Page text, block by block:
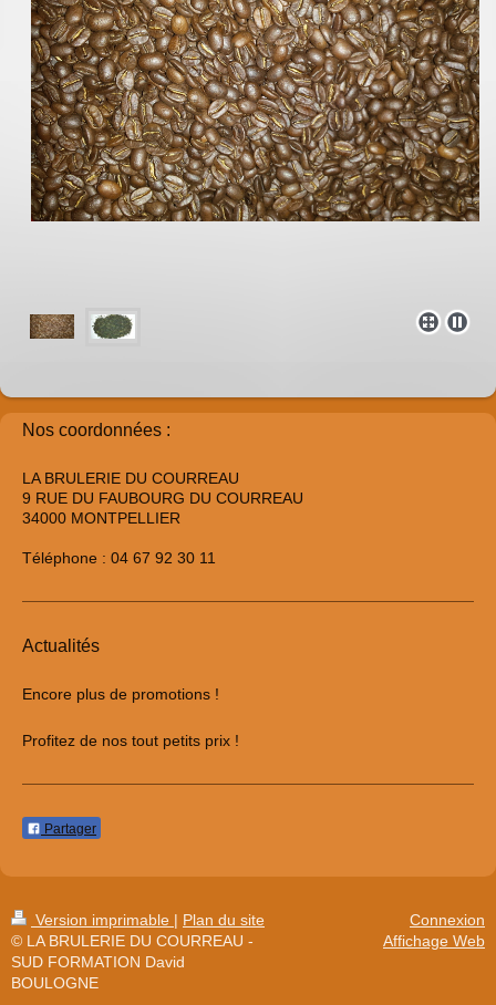
Nos coordonnées :
LA BRULERIE DU COURREAU
9 RUE DU FAUBOURG DU COURREAU
34000 MONTPELLIER
Téléphone : 04 67 92 30 11
Actualités
Encore plus de promotions !
Profitez de nos tout petits prix !
Partager
Version imprimable | Plan du site
© LA BRULERIE DU COURREAU -
SUD FORMATION David
BOULOGNE
Connexion
Affichage Web